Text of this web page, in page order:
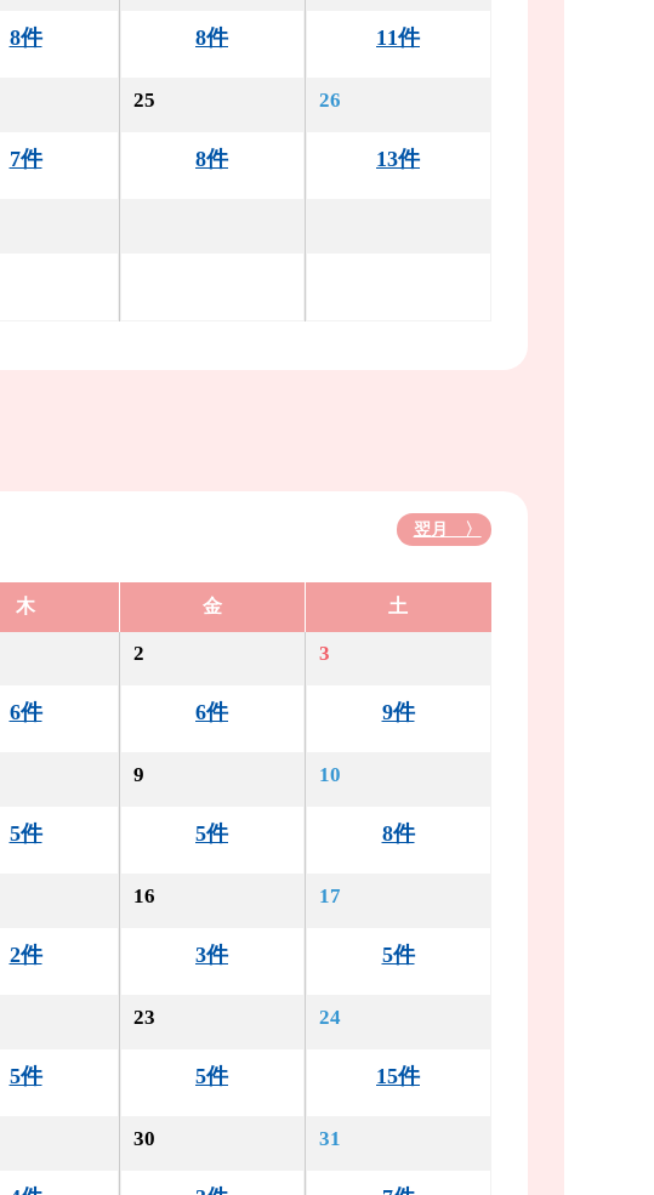
8件 8件 11件
7件
25
8件
26
13件
翌月 〉
木 金 土
6件
2
6件
3
9件
5件
9
5件
10
8件
2件
16
3件
17
5件
5件
23
5件
24
15件
30 31